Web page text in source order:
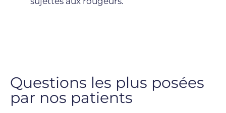
Questions les plus posées
par nos patients